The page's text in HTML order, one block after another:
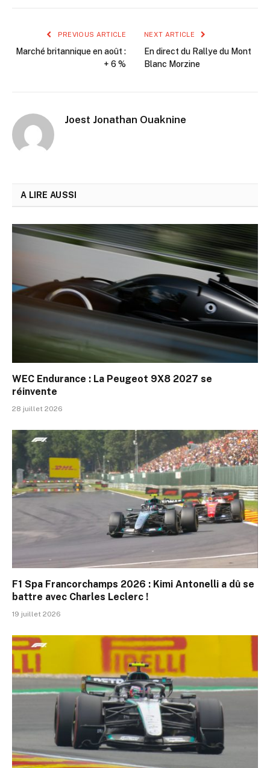
PREVIOUS ARTICLE
Marché britannique en août :
+ 6 %
NEXT ARTICLE
En direct du Rallye du Mont
Blanc Morzine
Joest Jonathan Ouaknine
A LIRE AUSSI
WEC Endurance : La Peugeot 9X8 2027 se
réinvente
28 juillet 2026
F1 Spa Francorchamps 2026 : Kimi Antonelli a dû se
battre avec Charles Leclerc !
19 juillet 2026